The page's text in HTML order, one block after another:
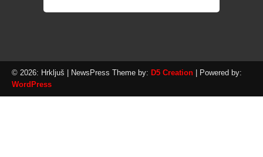
© 2026: Hrkljuš | NewsPress Theme by: D5 Creation | Powered by:
WordPress